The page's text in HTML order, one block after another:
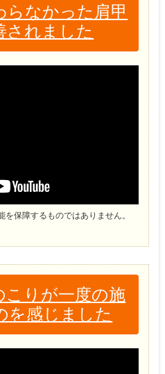
らなかった肩甲
されました
保障するものではありません。
こりが一度の施
を感じました